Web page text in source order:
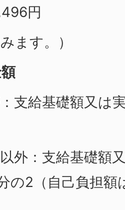
円
ます。）
支給基礎額又は
外：支給基礎額
の2（自己負担額